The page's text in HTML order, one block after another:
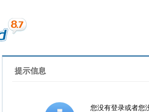
提示信息
您没有登录或者您